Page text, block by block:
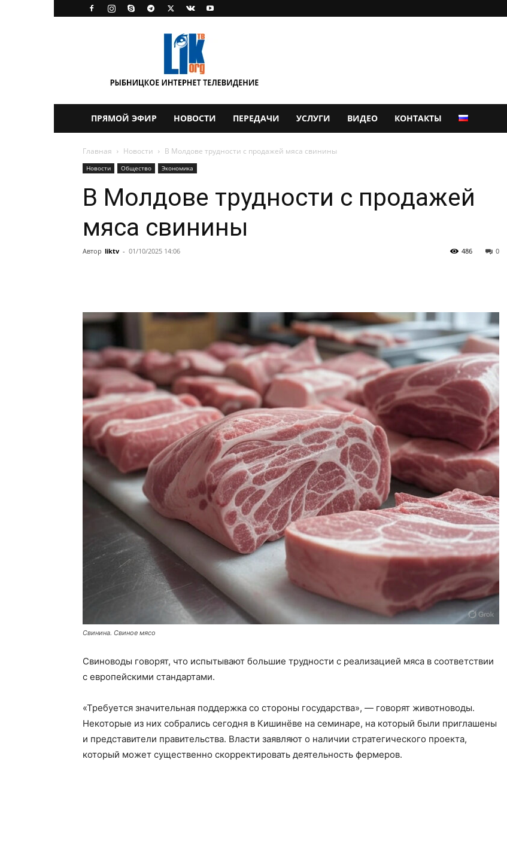
ПРЯМОЙ ЭФИР НОВОСТИ ПЕРЕДАЧИ УСЛУГИ ВИДЕО КОНТАКТЫ
Главная Новости В Молдове трудности с продажей мяса свинины
Новости Общество Экономика
В Молдове трудности с продажей
мяса свинины
Автор liktv - 01/10/2025 14:06 0
486
Свинина. Свиное мясо
Свиноводы говорят, что испытывают большие трудности с реализацией мяса в соответствии
с европейскими стандартами.
«Требуется значительная поддержка со стороны государства», — говорят животноводы.
Некоторые из них собрались сегодня в Кишинёве на семинаре, на который были приглашены
и представители правительства. Власти заявляют о наличии стратегического проекта,
который может существенно скорректировать деятельность фермеров.